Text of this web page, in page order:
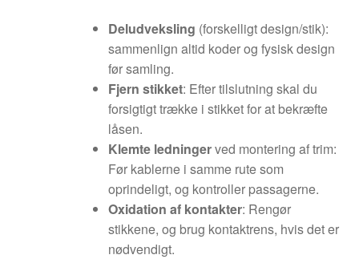
Deludveksling (forskelligt design/stik):
sammenlign altid koder og fysisk design
før samling.
Fjern stikket: Efter tilslutning skal du
forsigtigt trække i stikket for at bekræfte
låsen.
Klemte ledningerved montering af trim:
Før kablerne i samme rute som
oprindeligt, og kontroller passagerne.
Oxidation af kontakter: Rengør
stikkene, og brug kontaktrens, hvis det er
nødvendigt.